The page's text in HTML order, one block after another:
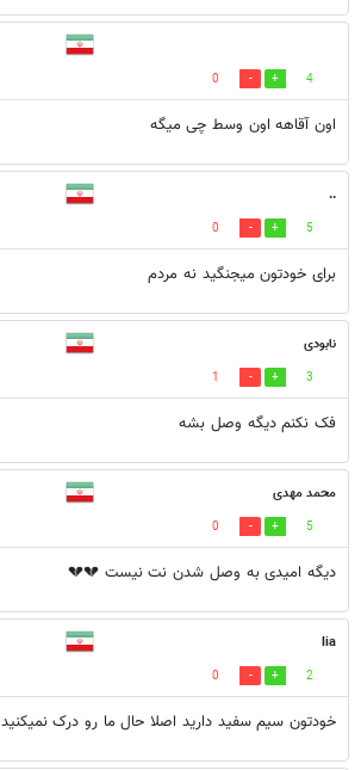
4
0
اون آقاهه اون وسط چی میگه
..
5
0
برای خودتون میجنگید نه مردم
نابودی
3
1
فک نکنم دیگه وصل بشه
محمد مهدی
5
0
دیگه امیدی به وصل شدن نت نیست 💔💔
lia
2
0
خودتون سیم سفید دارید اصلا حال ما رو درک نمیکنید